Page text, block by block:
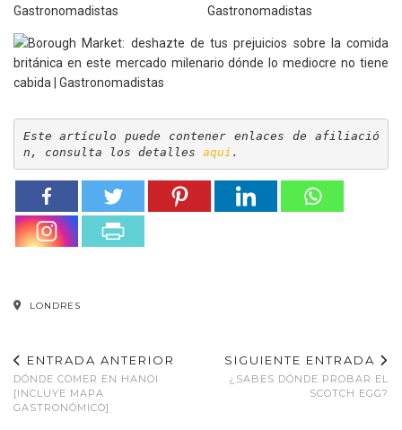
Este artículo puede contener enlaces de afiliació
n, consulta los detalles aquí .
LONDRES
ENTRADA ANTERIOR
DÓNDE COMER EN HANOI
[INCLUYE MAPA
GASTRONÓMICO]
SIGUIENTE ENTRADA
¿SABES DÓNDE PROBAR EL
SCOTCH EGG?